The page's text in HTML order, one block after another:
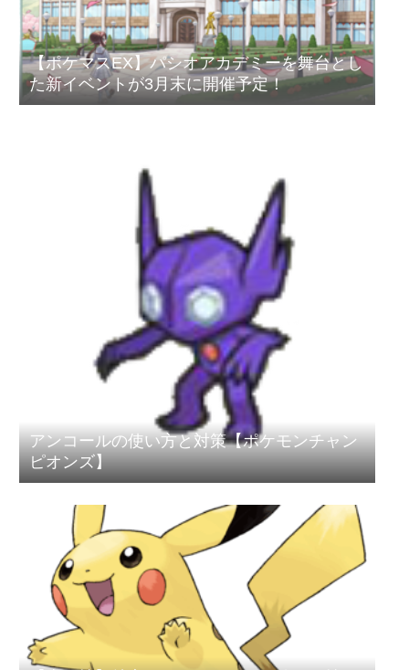
【ポケマスEX】パシオアカデミーを舞台とし
た新イベントが3月末に開催予定！
アンコールの使い方と対策【ポケモンチャン
ピオンズ】